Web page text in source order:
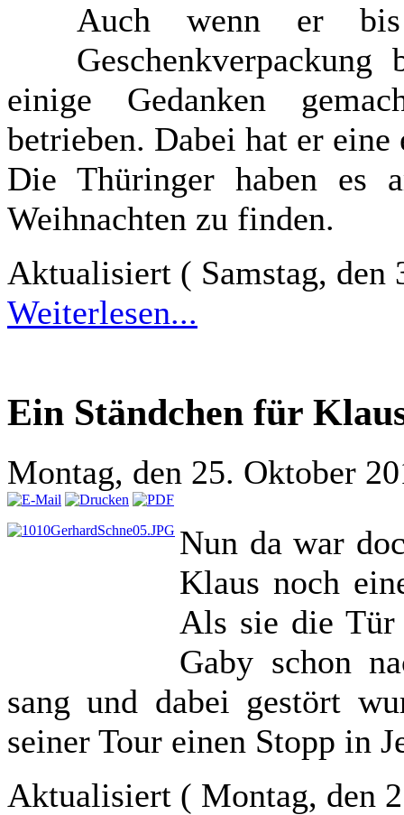
Auch wenn er
einige Gedanken
betrieben. Dabei hat er
Die Thüringer haben es
Weihnachten zu finden.
Aktualisiert ( Samstag, den
Weiterlesen...
Ein Ständchen für
Montag, den 25. Oktober
Nun da war
Klaus noch
Als sie die Tür
Gaby schon
sang und dabei gestört
seiner Tour einen Stopp in
Aktualisiert ( Montag, den